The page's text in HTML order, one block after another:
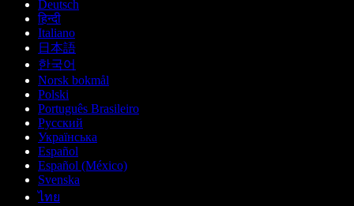
Deutsch
हिन्दी
Italiano
日本語
한국어
Norsk bokmål
Polski
Português Brasileiro
Русский
Українська
Español
Español (México)
Svenska
ไทย